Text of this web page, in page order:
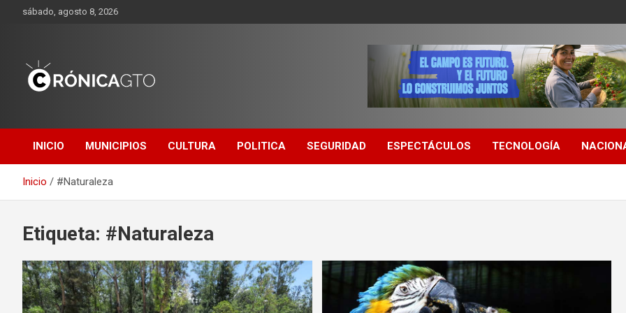
sábado, agosto 8, 2026
GUANAJUATO
INICIO MUNICIPIOS CULTURA POLITICA SEGURIDAD ESPECTÁCULOS TECNOLOGÍA
Inicio #Naturaleza
Etiqueta: #Naturaleza